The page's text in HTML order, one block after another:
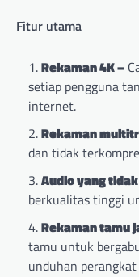
Fitur utama
Rekaman 4K –
setiap pengguna
internet.
Rekaman
dan tidak
Audio yang
berkualitas tinggi
Rekaman tamu
tamu untuk
unduhan